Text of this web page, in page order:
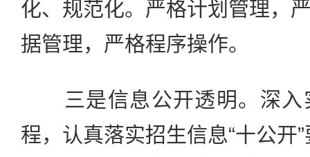
化、规范化。严格计划管理，
据管理，严格程序操作。
三是信息公开透明。深入
程，认真落实招生信息“十公开